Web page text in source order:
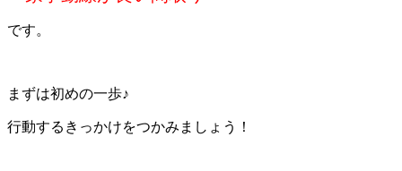
です。
まずは初めの一歩♪
行動するきっかけをつかみましょう！